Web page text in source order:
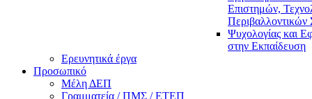
Επιστημών,
Ψυχολογίας και
στην Εκπαίδευση
Ερευνητικά έργα
Προσωπικό
Μέλη ΔΕΠ
Γραμματεία / ΠΜΣ / ΕΤΕΠ